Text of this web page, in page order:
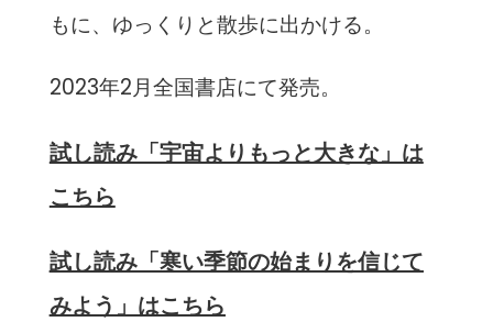
もに、ゆっくりと散歩に出かける。
2023年2月全国書店にて発売。
試し読み「宇宙よりもっと大きな」は
こちら
試し読み「寒い季節の始まりを信じて
みよう」はこちら